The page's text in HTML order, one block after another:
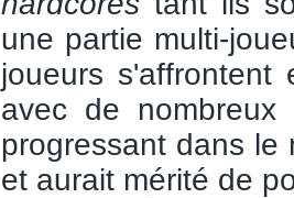
une partie multi-
joueurs
avec de nombreux
progressant dans le
et aurait mérité de